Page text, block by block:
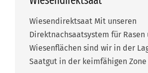
Wiesendirektsaat Mit unseren
Direktnachsaatsystem für Rasen
Wiesenflächen sind wir in der
Saatgut in der keimfähigen